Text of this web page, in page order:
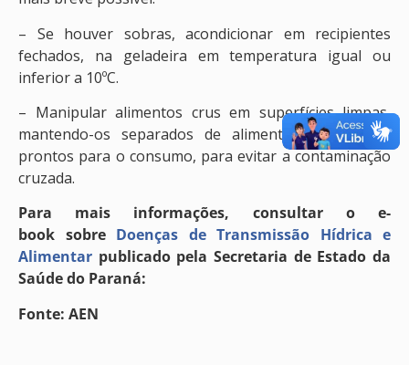
– Se houver sobras, acondicionar em recipientes
fechados, na geladeira em temperatura igual ou
inferior a 10ºC.
– Manipular alimentos crus em superfícies limpas,
mantendo-os separados de alimentos cozidos ou
prontos para o consumo, para evitar a contaminação
cruzada.
Para mais informações, consultar o e-
book sobre Doenças de Transmissão Hídrica e
Alimentar publicado pela Secretaria de Estado da
Saúde do Paraná:
Fonte: AEN